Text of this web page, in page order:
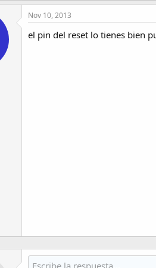
Nov 10, 2013
el pin del reset lo tienes bien